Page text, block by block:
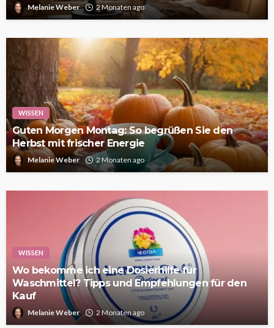
Melanie Weber 2 Monaten ago
WISSEN
Guten Morgen Montag: So begrüßen Sie den
Herbst mit frischer Energie
Melanie Weber 2 Monaten ago
WISSEN
Wo bekomme ich eine Dosierhilfe für
Waschmittel? Tipps und Empfehlungen für den
Kauf
Melanie Weber 2 Monaten ago